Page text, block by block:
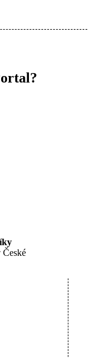
České